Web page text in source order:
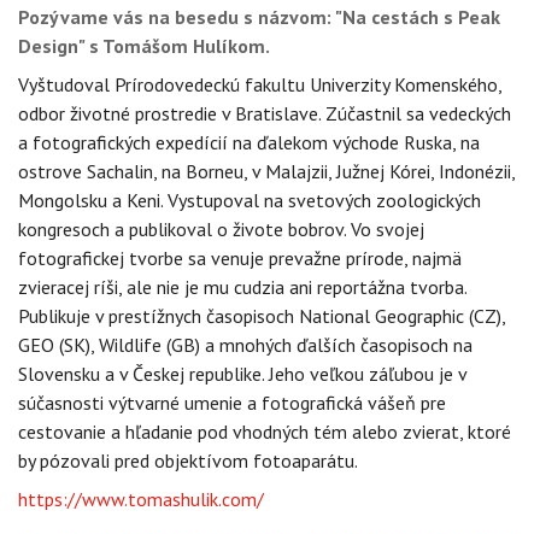
WORKSHOPY
OBCHOD
Pozývame vás na besedu s názvom: "Na cestách s Peak
Design" s Tomášom Hulíkom.
Vyštudoval Prírodovedeckú fakultu Univerzity Komenského,
odbor životné prostredie v Bratislave. Zúčastnil sa vedeckých
a fotografických expedícií na ďalekom východe Ruska, na
ostrove Sachalin, na Borneu, v Malajzii, Južnej Kórei, Indonézii,
Mongolsku a Keni. Vystupoval na svetových zoologických
kongresoch a publikoval o živote bobrov. Vo svojej
fotografickej tvorbe sa venuje prevažne prírode, najmä
zvieracej ríši, ale nie je mu cudzia ani reportážna tvorba.
Publikuje v prestížnych časopisoch National Geographic (CZ),
GEO (SK), Wildlife (GB) a mnohých ďalších časopisoch na
Slovensku a v Českej republike. Jeho veľkou záľubou je v
súčasnosti výtvarné umenie a fotografická vášeň pre
cestovanie a hľadanie pod vhodných tém alebo zvierat, ktoré
by pózovali pred objektívom fotoaparátu.
https://www.tomashulik.com/